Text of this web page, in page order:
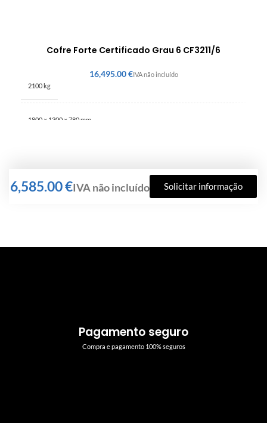
Cofre Forte Certificado Grau 6 CF3211/6
€
2100 kg
1800 × 1300 × 780 mm
€ Solicitar informação
Pagamento seguro
Compra e pagamento 100% seguros